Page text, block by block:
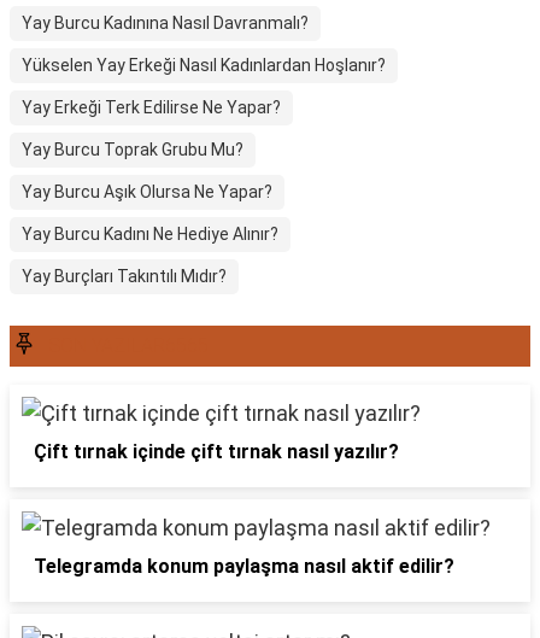
Yay Burcu Kadınına Nasıl Davranmalı?
Yükselen Yay Erkeği Nasıl Kadınlardan Hoşlanır?
Yay Erkeği Terk Edilirse Ne Yapar?
Yay Burcu Toprak Grubu Mu?
Yay Burcu Aşık Olursa Ne Yapar?
Yay Burcu Kadını Ne Hediye Alınır?
Yay Burçları Takıntılı Mıdır?
Çift tırnak içinde çift tırnak nasıl yazılır?
Telegramda konum paylaşma nasıl aktif edilir?